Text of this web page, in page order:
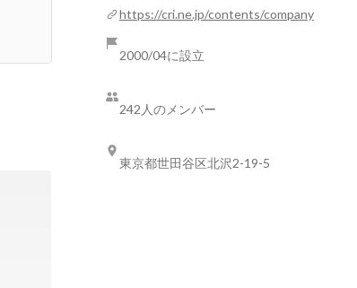
https://cri.ne.jp/contents/company
2000/04に設立
242人のメンバー
東京都世田谷区北沢2-19-5